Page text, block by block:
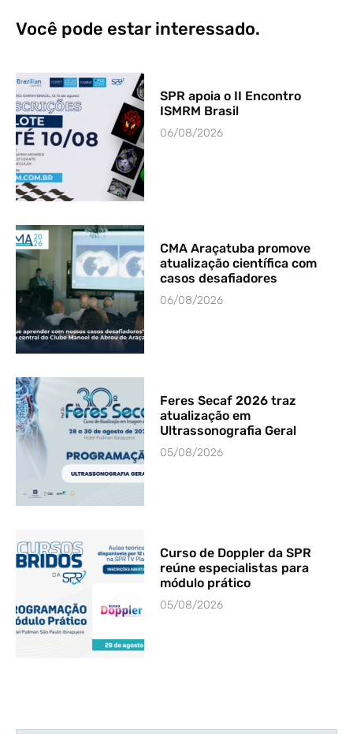
Você pode estar interessado.
SPR apoia o II Encontro
ISMRM Brasil
06/08/2026
CMA Araçatuba promove
atualização científica com
casos desafiadores
06/08/2026
Feres Secaf 2026 traz
atualização em
Ultrassonografia Geral
05/08/2026
Curso de Doppler da SPR
reúne especialistas para
módulo prático
05/08/2026